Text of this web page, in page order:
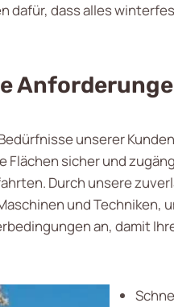
dafür, dass alles
unserer
sicher und
Durch unsere
und
an, damit